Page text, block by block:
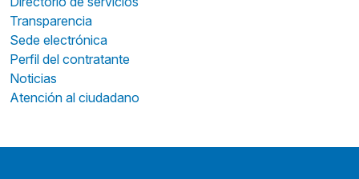
Transparencia
Sede electrónica
Perfil del contratante
Noticias
Atención al ciudadano